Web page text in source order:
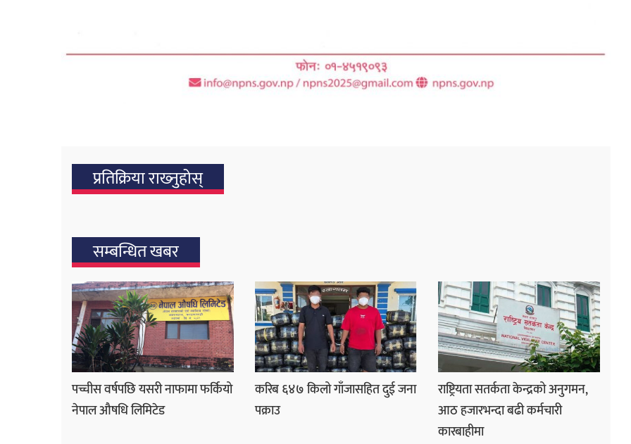
प्रतिक्रिया राख्‍नुहोस्
सम्बन्धित खबर
पच्चीस वर्षपछि यसरी नाफामा फर्कियो
नेपाल औषधि लिमिटेड
करिब ६४७ किलो गाँजासहित दुई जना
पक्राउ
राष्ट्रियता सतर्कता केन्द्रको अनुगमन,
आठ हजारभन्दा बढी कर्मचारी
कारबाहीमा